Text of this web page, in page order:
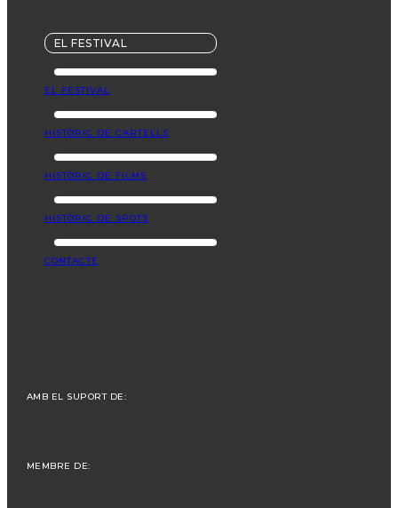
EL FESTIVAL
EL FESTIVAL
HISTÒRIC DE CARTELLS
HISTÒRIC DE FILMS
HISTÒRIC DE SPOTS
CONTACTE
AMB EL SUPORT DE:
MEMBRE DE: